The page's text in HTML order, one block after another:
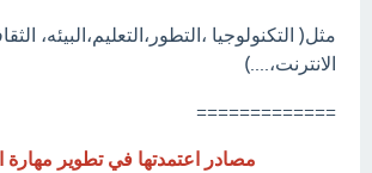
مثل( التكنولوجيا ،التطور،التعليم،البيئه،
الانترنت،....)
=============
مصادر اعتمدتها في تطوير مهارة